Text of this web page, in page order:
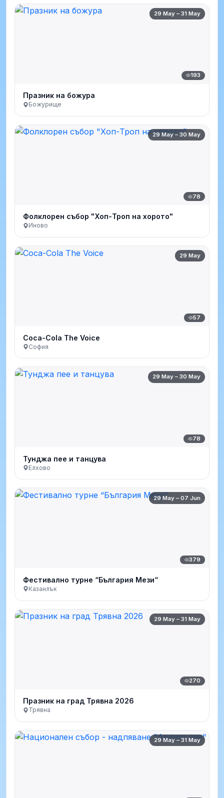
29 May – 31 May
193
Празник на божура
Божурище
29 May – 30 May
78
Фолклорен събор "Хоп-Троп на хорото"
Иново
29 May
57
Coca-Cola The Voice
София
29 May – 30 May
78
Тунджа пее и танцува
Елхово
29 May – 07 Jun
379
Фестивално турне “България Мези“
Казанлък
29 May – 31 May
270
Празник на град Трявна 2026
Трявна
29 May – 31 May